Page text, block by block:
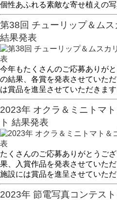
個性あふれる素敵な寄せ植えの
第38回 チューリップ＆ム
結果発表
今年もたくさんのご応募ありが
の結果、各賞を発表させていた
は賞品を進呈させていただきます
2023年 オクラ＆ミニトマ
ト 結果発表
たくさんのご応募ありがとうご
果、入賞作品を発表させていた
施設には賞品を進呈させていただ
2023年 節電写真コンテス